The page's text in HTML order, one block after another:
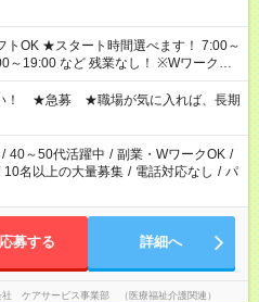
す！ 7:00～
など 残業なし！ ※Wワークの
せ週40時間超の就業はご案内できませ
時間以上勤務は社会保険への加入対象
（日雇い派遣の原則禁止）により、
ご案内が難しい場合があります
！ ★急募 ★職場が気に入れば、長期
/ 40～50代活躍中 / 副業・WワークOK /
10名以上の大量募集 / 電話対応なし / パ
応募する 詳細へ
社 ケアサービス事業部 （医療福祉介護関連）